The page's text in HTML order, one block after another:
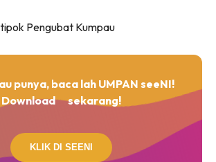
punya, baca lah UMPAN seeNI!
Download
sekarang!
KLIK DI SEENI